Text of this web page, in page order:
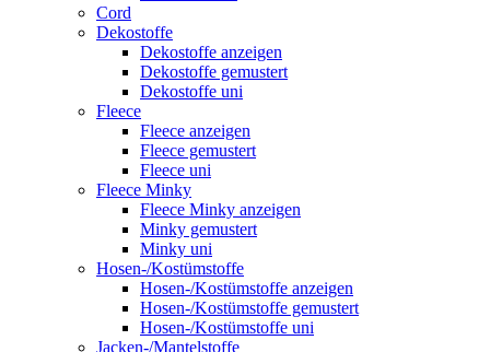
Cord
Dekostoffe
Dekostoffe anzeigen
Dekostoffe gemustert
Dekostoffe uni
Fleece
Fleece anzeigen
Fleece gemustert
Fleece uni
Fleece Minky
Fleece Minky anzeigen
Minky gemustert
Minky uni
Hosen-/Kostümstoffe
Hosen-/Kostümstoffe anzeigen
Hosen-/Kostümstoffe gemustert
Hosen-/Kostümstoffe uni
Jacken-/Mantelstoffe